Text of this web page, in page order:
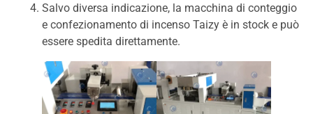
Salvo diversa indicazione, la macchina di conteggio
e confezionamento di incenso Taizy è in stock e può
essere spedita direttamente.